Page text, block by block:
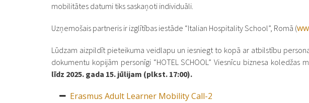
mobilitātes datumi tiks saskaņoti individuāli.
Uzņemošais partneris ir izglītības iestāde “Italian Hospitality School”, Romā (
Lūdzam aizpildīt pieteikuma veidlapu un iesniegt to kopā ar atbilstību
dokumentu kopijām personīgi “HOTEL SCHOOL” Viesnīcu biznesa koledžas
līdz 2025. gada 15. jūlijam (plkst. 17:00).
Erasmus Adult Learner Mobility Call-2